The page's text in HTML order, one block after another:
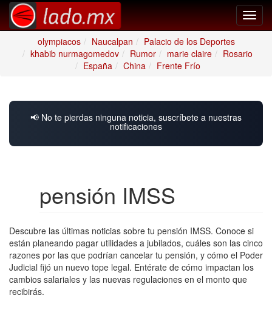
olympiacos
Naucalpan
Palacio de los Deportes
khabib nurmagomedov
Rumor marie claire
Rosario
España
China Frente Frío
📢 No te pierdas ninguna noticia, suscríbete a nuestras
notificaciones
pensión IMSS
Descubre las últimas noticias sobre tu pensión IMSS. Conoce si
están planeando pagar utilidades a jubilados, cuáles son las cinco
razones por las que podrían cancelar tu pensión, y cómo el Poder
Judicial fijó un nuevo tope legal. Entérate de cómo impactan los
cambios salariales y las nuevas regulaciones en el monto que
recibirás.